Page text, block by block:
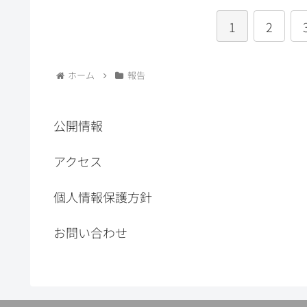
1 2
ホーム 報告
公開情報
アクセス
個人情報保護方針
お問い合わせ